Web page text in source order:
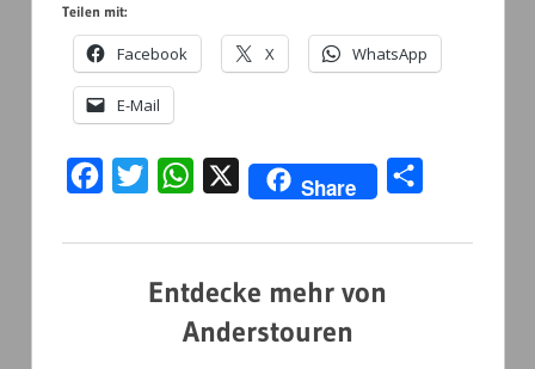
Teilen mit:
Facebook X WhatsApp
E-Mail
FacebookTwitter WhatsApp
X Share
Entdecke mehr von
Anderstouren